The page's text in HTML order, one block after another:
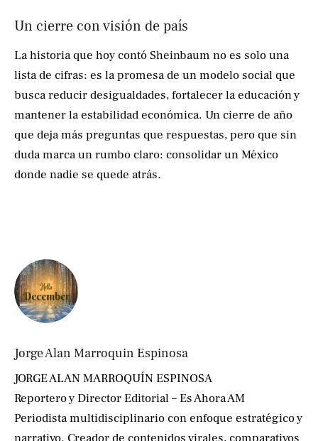
Un cierre con visión de país
La historia que hoy contó Sheinbaum no es solo una
lista de cifras: es la promesa de un modelo social que
busca reducir desigualdades, fortalecer la educación y
mantener la estabilidad económica. Un cierre de año
que deja más preguntas que respuestas, pero que sin
duda marca un rumbo claro: consolidar un México
donde nadie se quede atrás.
Jorge Alan Marroquin Espinosa
JORGE ALAN MARROQUÍN ESPINOSA
Reportero y Director Editorial – Es Ahora AM
Periodista multidisciplinario con enfoque estratégico y